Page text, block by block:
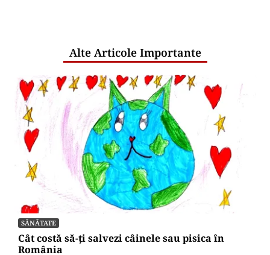
Alte Articole Importante
SĂNĂTATE
Cât costă să-ți salvezi câinele sau pisica în
România